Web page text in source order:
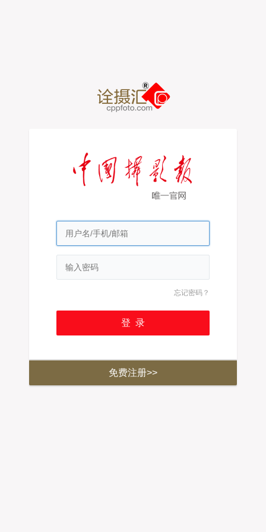
忘记密码？
免费注册>>